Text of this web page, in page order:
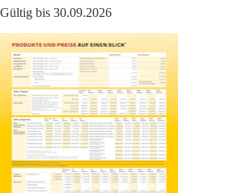
Gültig bis 30.09.2026